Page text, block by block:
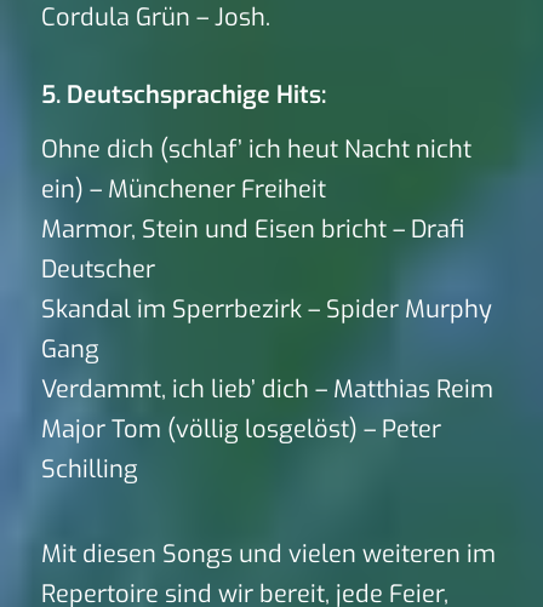
Cordula Grün – Josh.
5. Deutschsprachige Hits:
Ohne dich (schlaf’ ich heut Nacht nicht
ein) – Münchener Freiheit
Marmor, Stein und Eisen bricht – Drafi
Deutscher
Skandal im Sperrbezirk – Spider Murphy
Gang
Verdammt, ich lieb’ dich – Matthias Reim
Major Tom (völlig losgelöst) – Peter
Schilling
Mit diesen Songs und vielen weiteren im
Repertoire sind wir bereit, jede Feier,